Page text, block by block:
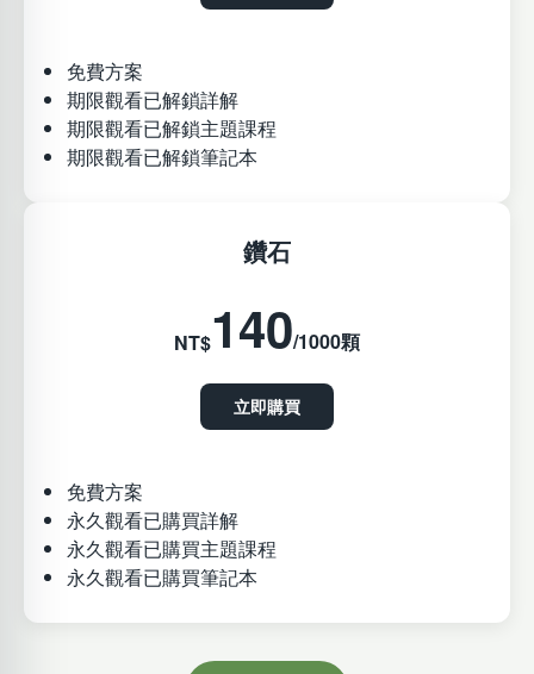
免費方案
期限觀看已解鎖詳解
期限觀看已解鎖主題課程
期限觀看已解鎖筆記本
鑽石
NT$140/1000顆
立即購買
免費方案
永久觀看已購買詳解
永久觀看已購買主題課程
永久觀看已購買筆記本